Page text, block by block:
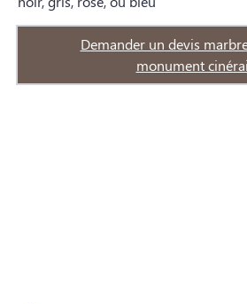
Demander un devis
monument